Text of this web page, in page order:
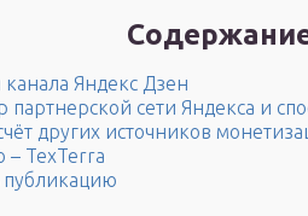
Яндекс Дзен
партнерской сети Яндекса и
других источников
– TexTerra
публикацию